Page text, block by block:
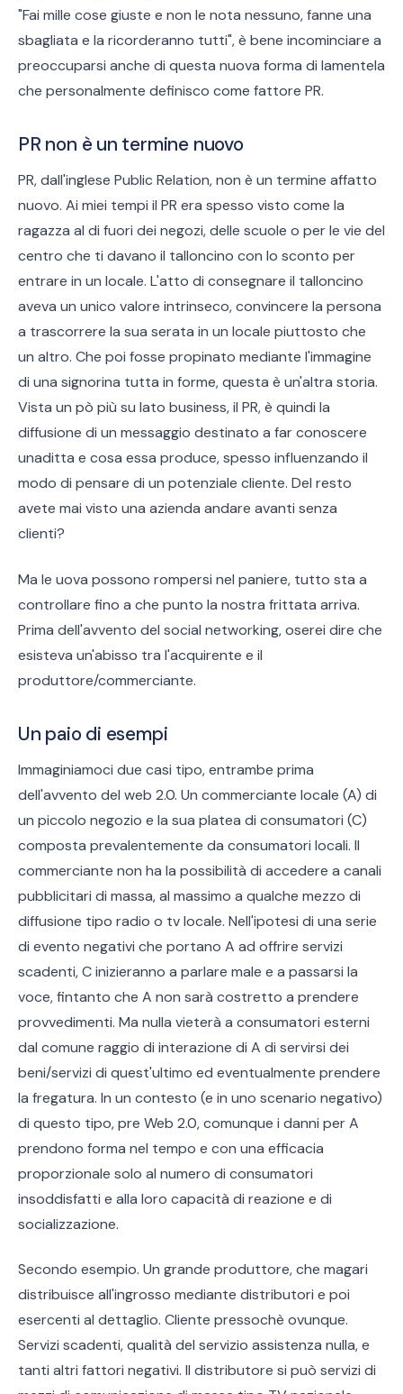
"Fai mille cose giuste e non le nota nessuno, fanne una
sbagliata e la ricorderanno tutti", è bene incominciare a
preoccuparsi anche di questa nuova forma di lamentela
che personalmente definisco come fattore PR.
PR non è un termine nuovo
PR, dall'inglese Public Relation, non è un termine affatto
nuovo. Ai miei tempi il PR era spesso visto come la
ragazza al di fuori dei negozi, delle scuole o per le vie del
centro che ti davano il talloncino con lo sconto per
entrare in un locale. L'atto di consegnare il talloncino
aveva un unico valore intrinseco, convincere la persona
a trascorrere la sua serata in un locale piuttosto che
un altro. Che poi fosse propinato mediante l'immagine
di una signorina tutta in forme, questa è un'altra storia.
Vista un pò più su lato business, il PR, è quindi la
diffusione di un messaggio destinato a far conoscere
unaditta e cosa essa produce, spesso influenzando il
modo di pensare di un potenziale cliente. Del resto
avete mai visto una azienda andare avanti senza
clienti?
Ma le uova possono rompersi nel paniere, tutto sta a
controllare fino a che punto la nostra frittata arriva.
Prima dell'avvento del social networking, oserei dire che
esisteva un'abisso tra l'acquirente e il
produttore/commerciante.
Un paio di esempi
Immaginiamoci due casi tipo, entrambe prima
dell'avvento del web 2.0. Un commerciante locale (A) di
un piccolo negozio e la sua platea di consumatori (C)
composta prevalentemente da consumatori locali. Il
commerciante non ha la possibilità di accedere a canali
pubblicitari di massa, al massimo a qualche mezzo di
diffusione tipo radio o tv locale. Nell'ipotesi di una serie
di evento negativi che portano A ad offrire servizi
scadenti, C inizieranno a parlare male e a passarsi la
voce, fintanto che A non sarà costretto a prendere
provvedimenti. Ma nulla vieterà a consumatori esterni
dal comune raggio di interazione di A di servirsi dei
beni/servizi di quest'ultimo ed eventualmente prendere
la fregatura. In un contesto (e in uno scenario negativo)
di questo tipo, pre Web 2.0, comunque i danni per A
prendono forma nel tempo e con una efficacia
proporzionale solo al numero di consumatori
insoddisfatti e alla loro capacità di reazione e di
socializzazione.
Secondo esempio. Un grande produttore, che magari
distribuisce all'ingrosso mediante distributori e poi
esercenti al dettaglio. Cliente pressochè ovunque.
Servizi scadenti, qualità del servizio assistenza nulla, e
tanti altri fattori negativi. Il distributore si può servizi di